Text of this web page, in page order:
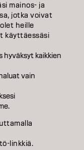
mainos- ja
jotka voivat
heille
käyttäessäsi
hyväksyt kaikkien
vain
linkkiä.